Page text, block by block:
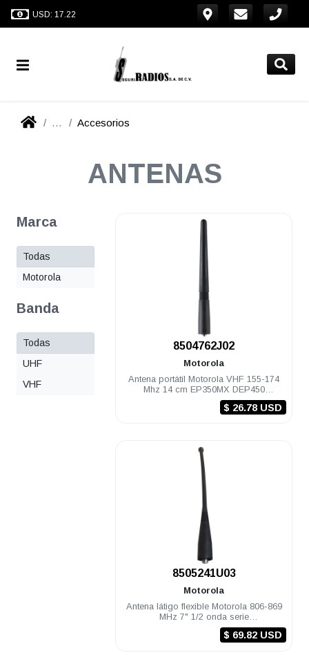
USD: 17.22
... Accesorios
ANTENAS
Marca
Todas
Motorola
Banda
Todas
UHF
VHF
8504762J02
Motorola
Antena portátil Motorola VHF 155-174
Mhz 14 cm EP350MX DEP450
PRO5150/7150 Elite
$ 26.78 USD
8505241U03
Motorola
Antena látigo flexible Motorola 806-869
MHz 7" 1/2 onda serie
GTX/HT/LTS/MTX/PRO/XTS
$ 69.82 USD